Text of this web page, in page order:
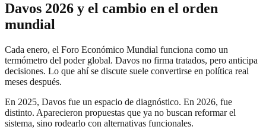
Davos 2026 y el cambio en el orden
mundial
Cada enero, el Foro Económico Mundial funciona como un
termómetro del poder global. Davos no firma tratados, pero anticipa
decisiones. Lo que ahí se discute suele convertirse en política real
meses después.
En 2025, Davos fue un espacio de diagnóstico. En 2026, fue
distinto. Aparecieron propuestas que ya no buscan reformar el
sistema, sino rodearlo con alternativas funcionales.